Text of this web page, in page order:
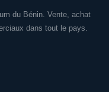
du Bénin. Vente, achat
dans tout le pays.